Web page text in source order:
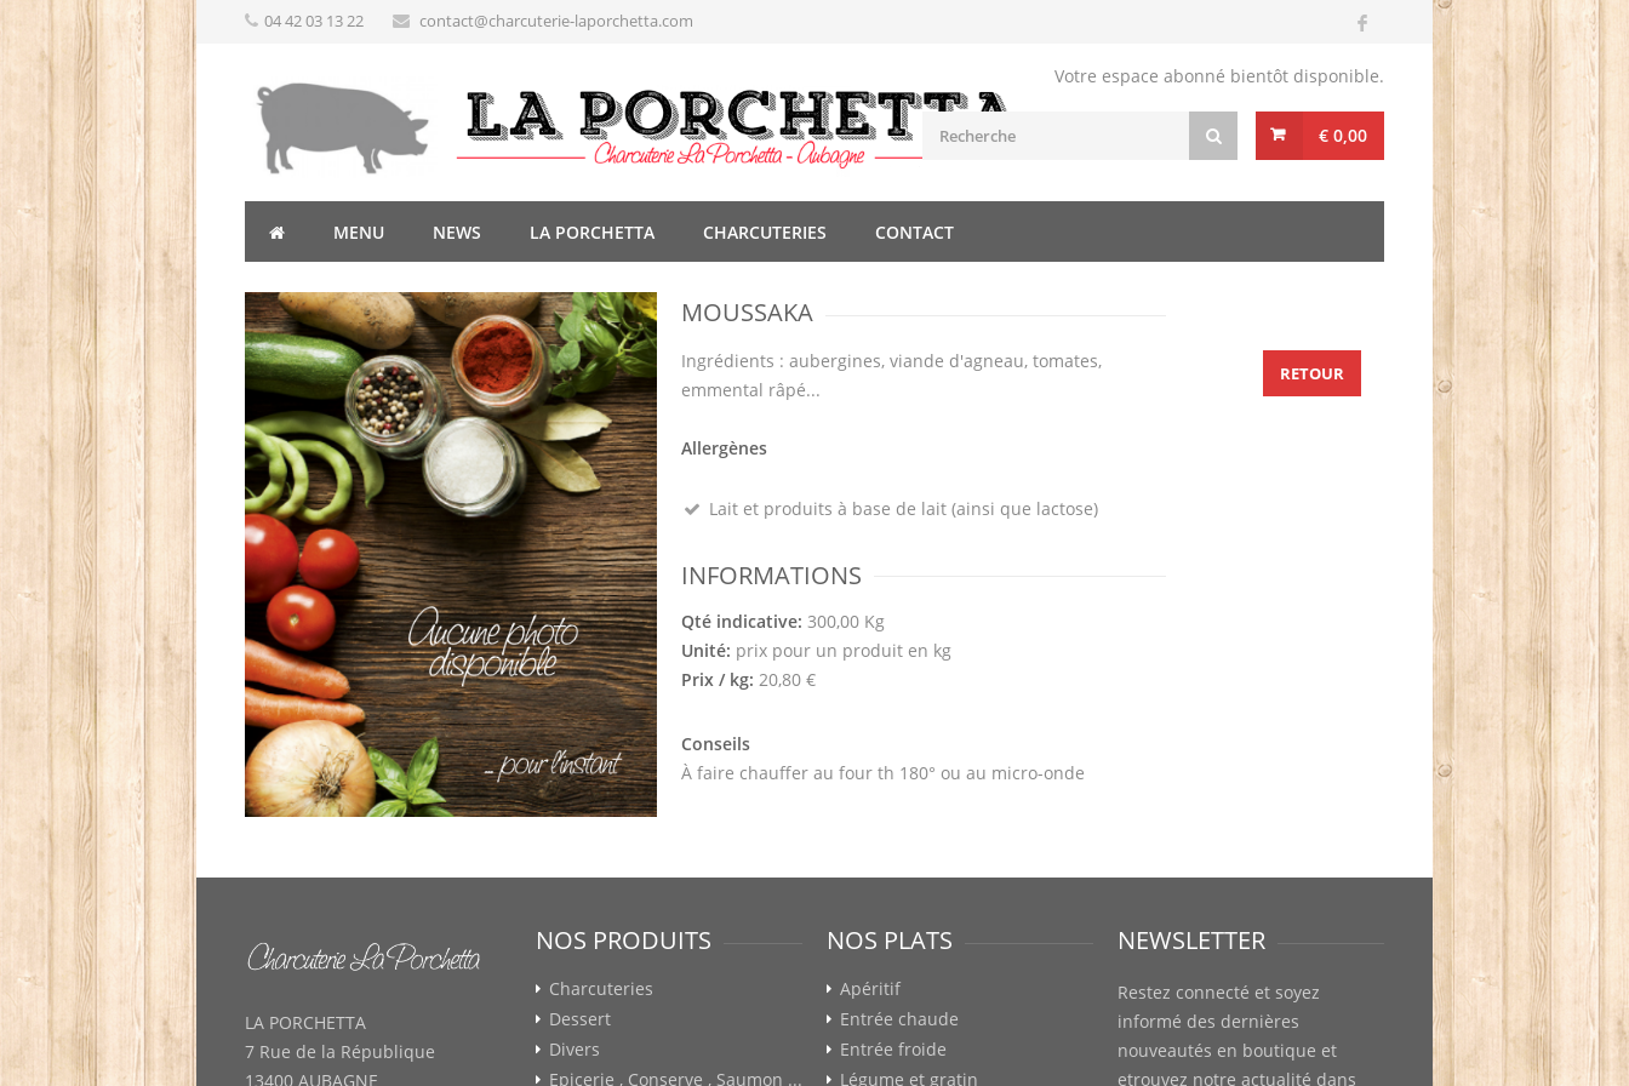
04 42 03 13 22 contact@charcuterie-laporchetta.com
Votre espace abonné bientôt disponible.
€ 0,00
MENU NEWS LA PORCHETTA CHARCUTERIES CONTACT
MOUSSAKA
Ingrédients : aubergines, viande d'agneau, tomates,
emmental râpé...
Allergènes
Lait et produits à base de lait (ainsi que lactose)
INFORMATIONS
Qté indicative: 300,00 Kg
Unité: prix pour un produit en kg
Prix / kg: 20,80 €
Conseils
À faire chauffer au four th 180° ou au micro-onde
RETOUR
LA PORCHETTA
7 Rue de la République
13400 AUBAGNE
NOS PRODUITS
Charcuteries
Dessert
Divers
Epicerie , Conserve , Saumon ...
NOS PLATS
Apéritif
Entrée chaude
Entrée froide
Légume et gratin
NEWSLETTER
Restez connecté et soyez
informé des dernières
nouveautés en boutique et
etrouvez notre actualité dans